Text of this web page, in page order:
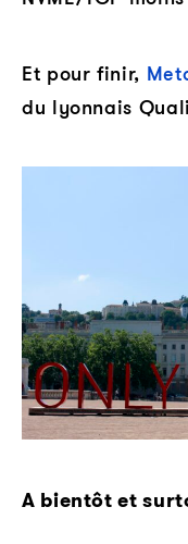
Et pour finir,
du lyonnais
A bientôt et